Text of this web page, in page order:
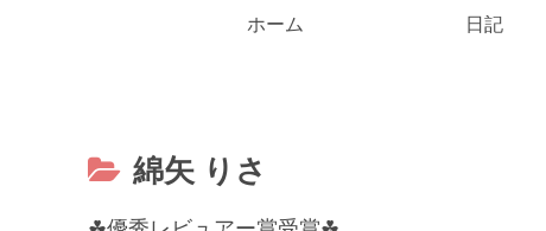
ホーム 日記
綿矢 りさ